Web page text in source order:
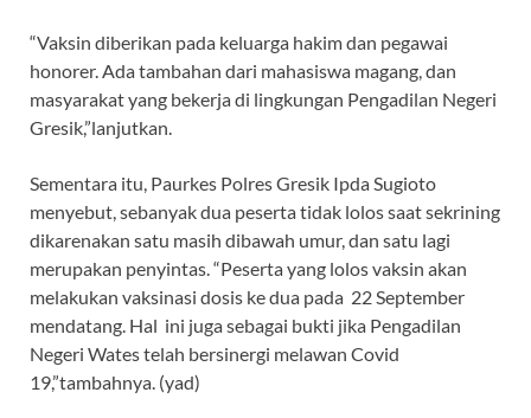
“Vaksin diberikan pada keluarga hakim dan pegawai
honorer. Ada tambahan dari mahasiswa magang, dan
masyarakat yang bekerja di lingkungan Pengadilan Negeri
Gresik,”lanjutkan.
Sementara itu, Paurkes Polres Gresik Ipda Sugioto
menyebut, sebanyak dua peserta tidak lolos saat sekrining
dikarenakan satu masih dibawah umur, dan satu lagi
merupakan penyintas. “Peserta yang lolos vaksin akan
melakukan vaksinasi dosis ke dua pada 22 September
mendatang. Hal ini juga sebagai bukti jika Pengadilan
Negeri Wates telah bersinergi melawan Covid
19,”tambahnya. (yad)